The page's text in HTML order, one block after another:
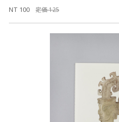
NT 100 定価 125